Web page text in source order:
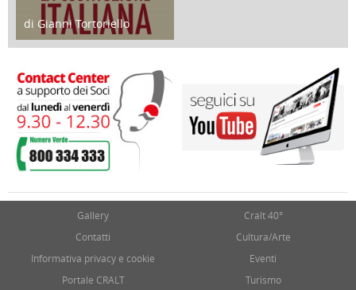
di Gianni Tortoriello
17 Marzo 2018
Gallery
Contatti
Informativa privacy e cookie
Portale CRALT
Cralt 40°
Cultura/Arte
Eventi
Turismo